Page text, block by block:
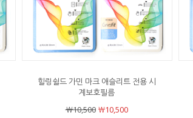
힐링쉴드 가민 마크 애슬리트 전용 시
계보호필름
￦10,500￦10,500